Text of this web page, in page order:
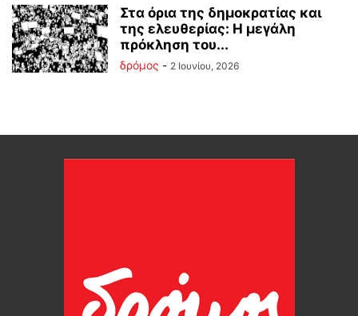
Στα όρια της δημοκρατίας και
της ελευθερίας: Η μεγάλη
πρόκληση του...
δρόμος - 2 Ιουνίου, 2026